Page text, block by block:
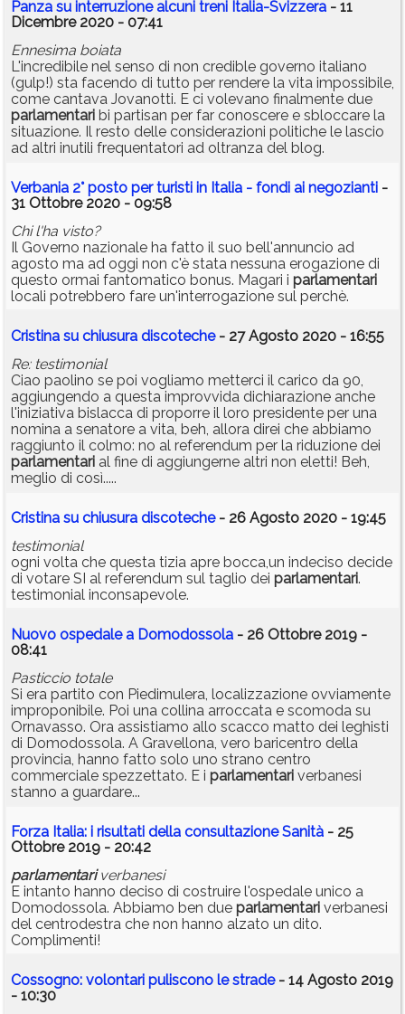
Panza su interruzione alcuni treni Italia-Svizzera - 11
Dicembre 2020 - 07:41
Ennesima boiata
L'incredibile nel senso di non credible governo italiano
(gulp!) sta facendo di tutto per rendere la vita impossibile,
come cantava Jovanotti. E ci volevano finalmente due
parlamentari bi partisan per far conoscere e sbloccare la
situazione. Il resto delle considerazioni politiche le lascio
ad altri inutili frequentatori ad oltranza del blog.
Verbania 2° posto per turisti in Italia - fondi ai negozianti -
31 Ottobre 2020 - 09:58
Chi l'ha visto?
Il Governo nazionale ha fatto il suo bell'annuncio ad
agosto ma ad oggi non c'è stata nessuna erogazione di
questo ormai fantomatico bonus. Magari i parlamentari
locali potrebbero fare un'interrogazione sul perchè.
Cristina su chiusura discoteche- 27 Agosto 2020 - 16:55
Re: testimonial
Ciao paolino se poi vogliamo metterci il carico da 90,
aggiungendo a questa improvvida dichiarazione anche
l'iniziativa bislacca di proporre il loro presidente per una
nomina a senatore a vita, beh, allora direi che abbiamo
raggiunto il colmo: no al referendum per la riduzione dei
parlamentari al fine di aggiungerne altri non eletti! Beh,
meglio di così.....
Cristina su chiusura discoteche- 26 Agosto 2020 - 19:45
testimonial
ogni volta che questa tizia apre bocca,un indeciso decide
di votare SI al referendum sul taglio dei parlamentari.
testimonial inconsapevole.
Nuovo ospedale a Domodossola - 26 Ottobre 2019 -
08:41
Pasticcio totale
Si era partito con Piedimulera, localizzazione ovviamente
improponibile. Poi una collina arroccata e scomoda su
Ornavasso. Ora assistiamo allo scacco matto dei leghisti
di Domodossola. A Gravellona, vero baricentro della
provincia, hanno fatto solo uno strano centro
commerciale spezzettato. E i parlamentari verbanesi
stanno a guardare...
Forza Italia: i risultati della consultazione Sanità - 25
Ottobre 2019 - 20:42
parlamentariverbanesi
E intanto hanno deciso di costruire l'ospedale unico a
Domodossola. Abbiamo ben due parlamentari verbanesi
del centrodestra che non hanno alzato un dito.
Complimenti!
Cossogno: volontari puliscono le strade- 14 Agosto 2019
- 10:30